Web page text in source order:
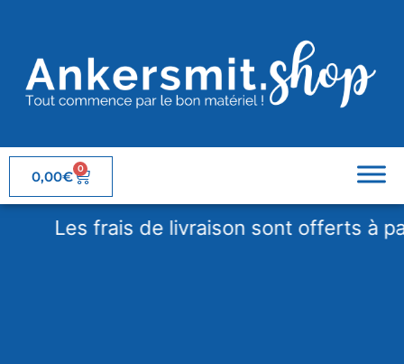
0,00€ 0
Les frais de livraison sont offerts à partir